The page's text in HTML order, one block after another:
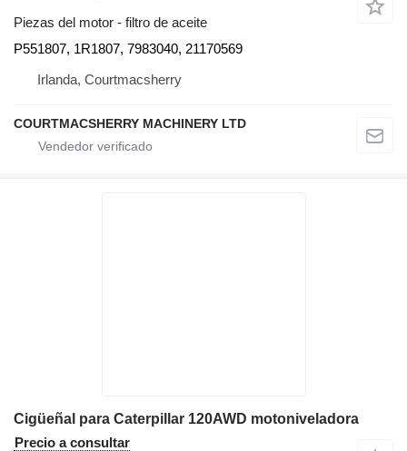
Piezas del motor - filtro de aceite
P551807, 1R1807, 7983040, 21170569
Irlanda, Courtmacsherry
COURTMACSHERRY MACHINERY LTD
Cigüeñal para Caterpillar 120AWD motoniveladora
Precio a consultar